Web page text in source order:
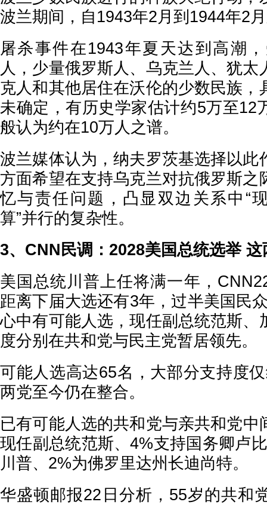
波兰期间，自1943年2月到1944年2
屠杀事件在1943年夏天达到高潮
人，少量俄罗斯人、乌克兰人、犹太
克人和其他居住在沃伦的少数民族，
未确定，有历史学家估计约5万至12
般认为约在10万人之谱。
波兰媒体认为，纳夫罗茨基选择以此
方面希望在支持乌克兰对抗俄罗斯之
忆与责任问题，凸显双边关系中“
算”并行的复杂性。
3、CNN民调：2028美国总统选举 这
美国总统川普上任将满一年，
距离下届大选还有3年，过半美国民
心中有可能人选，现任副总统范斯、
度分别在共和党与民主党暂居领先。
可能人选高达65名，大部分支持度
两党至今仍在整合。
已有可能人选的共和党与亲共和党中
现任副总统范斯、4%支持国务卿卢
川普、2%为佛罗里达州长迪尚特。
华盛顿邮报22日分析，55岁的共和